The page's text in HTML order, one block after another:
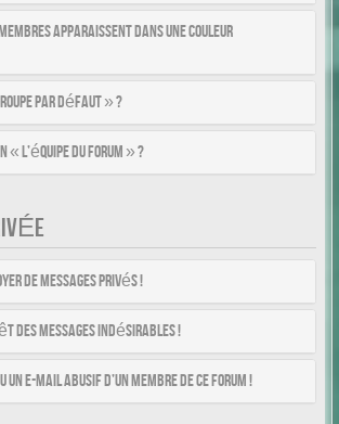
apparaissent dans une couleur
par défaut » ?
« L’équipe du forum » ?
de messages privés !
des messages indésirables !
un e-mail abusif d’un membre de ce forum !